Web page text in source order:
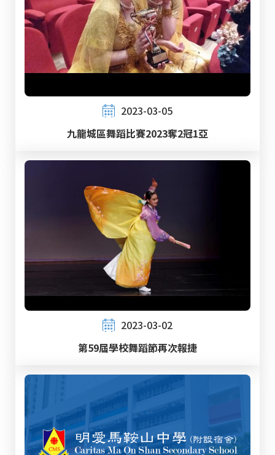
2023-03-05
九龍城區舞蹈比賽2023奪2冠1亞
2023-03-02
第59屆學校舞蹈節再次報捷